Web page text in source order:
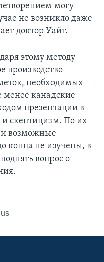
могу
не возникло даже
доктор Уайт.
этому методу
производство
необходимых
менее канадские
презентации в
скептицизм. По их
возможные
конца не изучены, в
вопрос о